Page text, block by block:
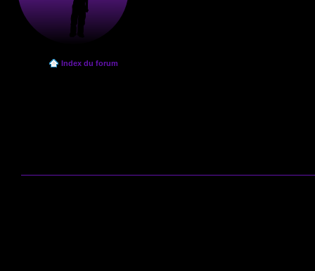
Index du forum